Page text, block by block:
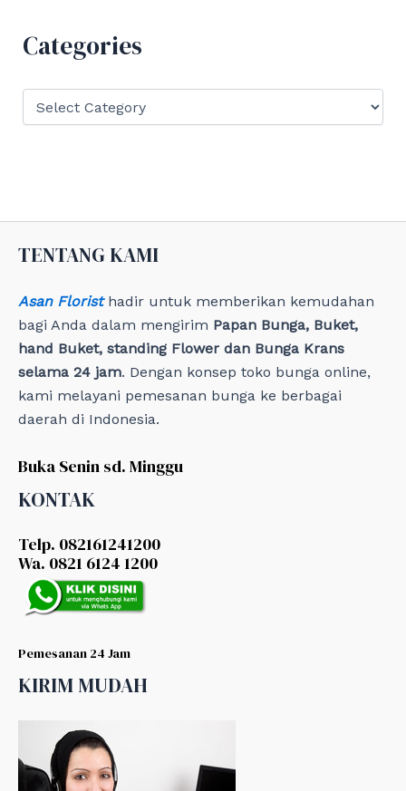
o
Categories
i
s
TENTANG KAMI
Asan Floristhadir untuk memberikan kemudahan
bagi Anda dalam mengirim Papan Bunga, Buket,
hand Buket, standing Flower dan Bunga Krans
selama 24 jam. Dengan konsep toko bunga online,
kami melayani pemesanan bunga ke berbagai
daerah di Indonesia.
Buka Senin sd. Minggu
KONTAK
Telp. 082161241200
Wa. 0821 6124 1200
Pemesanan 24 Jam
KIRIM MUDAH